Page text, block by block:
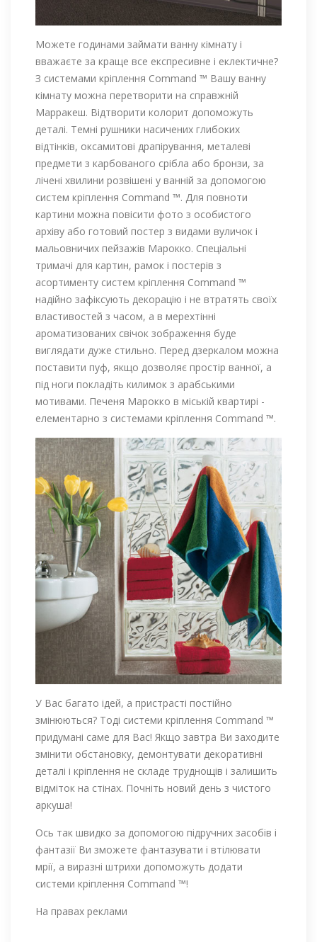
Можете годинами займати ванну кімнату і
вважаєте за краще все експресивне і еклектичне?
З системами кріплення Command ™ Вашу ванну
кімнату можна перетворити на справжній
Марракеш. Відтворити колорит допоможуть
деталі. Темні рушники насичених глибоких
відтінків, оксамитові драпірування, металеві
предмети з карбованого срібла або бронзи, за
лічені хвилини розвішені у ванній за допомогою
систем кріплення Command ™. Для повноти
картини можна повісити фото з особистого
архіву або готовий постер з видами вуличок і
мальовничих пейзажів Марокко. Спеціальні
тримачі для картин, рамок і постерів з
асортименту систем кріплення Command ™
надійно зафіксують декорацію і не втратять своїх
властивостей з часом, а в мерехтінні
ароматизованих свічок зображення буде
виглядати дуже стильно. Перед дзеркалом можна
поставити пуф, якщо дозволяє простір ванної, а
під ноги покладіть килимок з арабськими
мотивами. Печеня Марокко в міській квартирі -
елементарно з системами кріплення Command ™.
У Вас багато ідей, а пристрасті постійно
змінюються? Тоді системи кріплення Command ™
придумані саме для Вас! Якщо завтра Ви заходите
змінити обстановку, демонтувати декоративні
деталі і кріплення не складе труднощів і залишить
відміток на стінах. Почніть новий день з чистого
аркуша!
Ось так швидко за допомогою підручних засобів і
фантазії Ви зможете фантазувати і втілювати
мрії, а виразні штрихи допоможуть додати
системи кріплення Command ™!
На правах реклами